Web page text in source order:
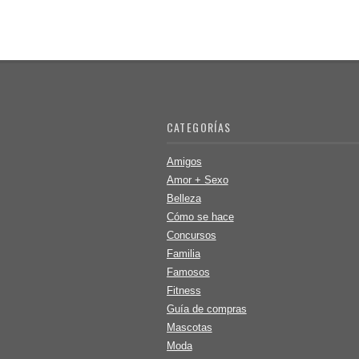
CATEGORÍAS
Amigos
Amor + Sexo
Belleza
Cómo se hace
Concursos
Familia
Famosos
Fitness
Guía de compras
Mascotas
Moda